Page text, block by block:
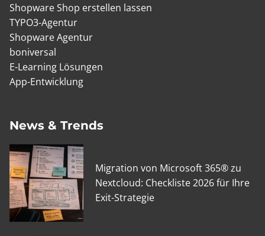
Shopware Shop erstellen lassen
TYPO3-Agentur
Shopware Agentur
boniversal
E-Learning Lösungen
App-Entwicklung
News & Trends
Migration von Microsoft 365® zu
Nextcloud: Checkliste 2026 für Ihre
Exit-Strategie